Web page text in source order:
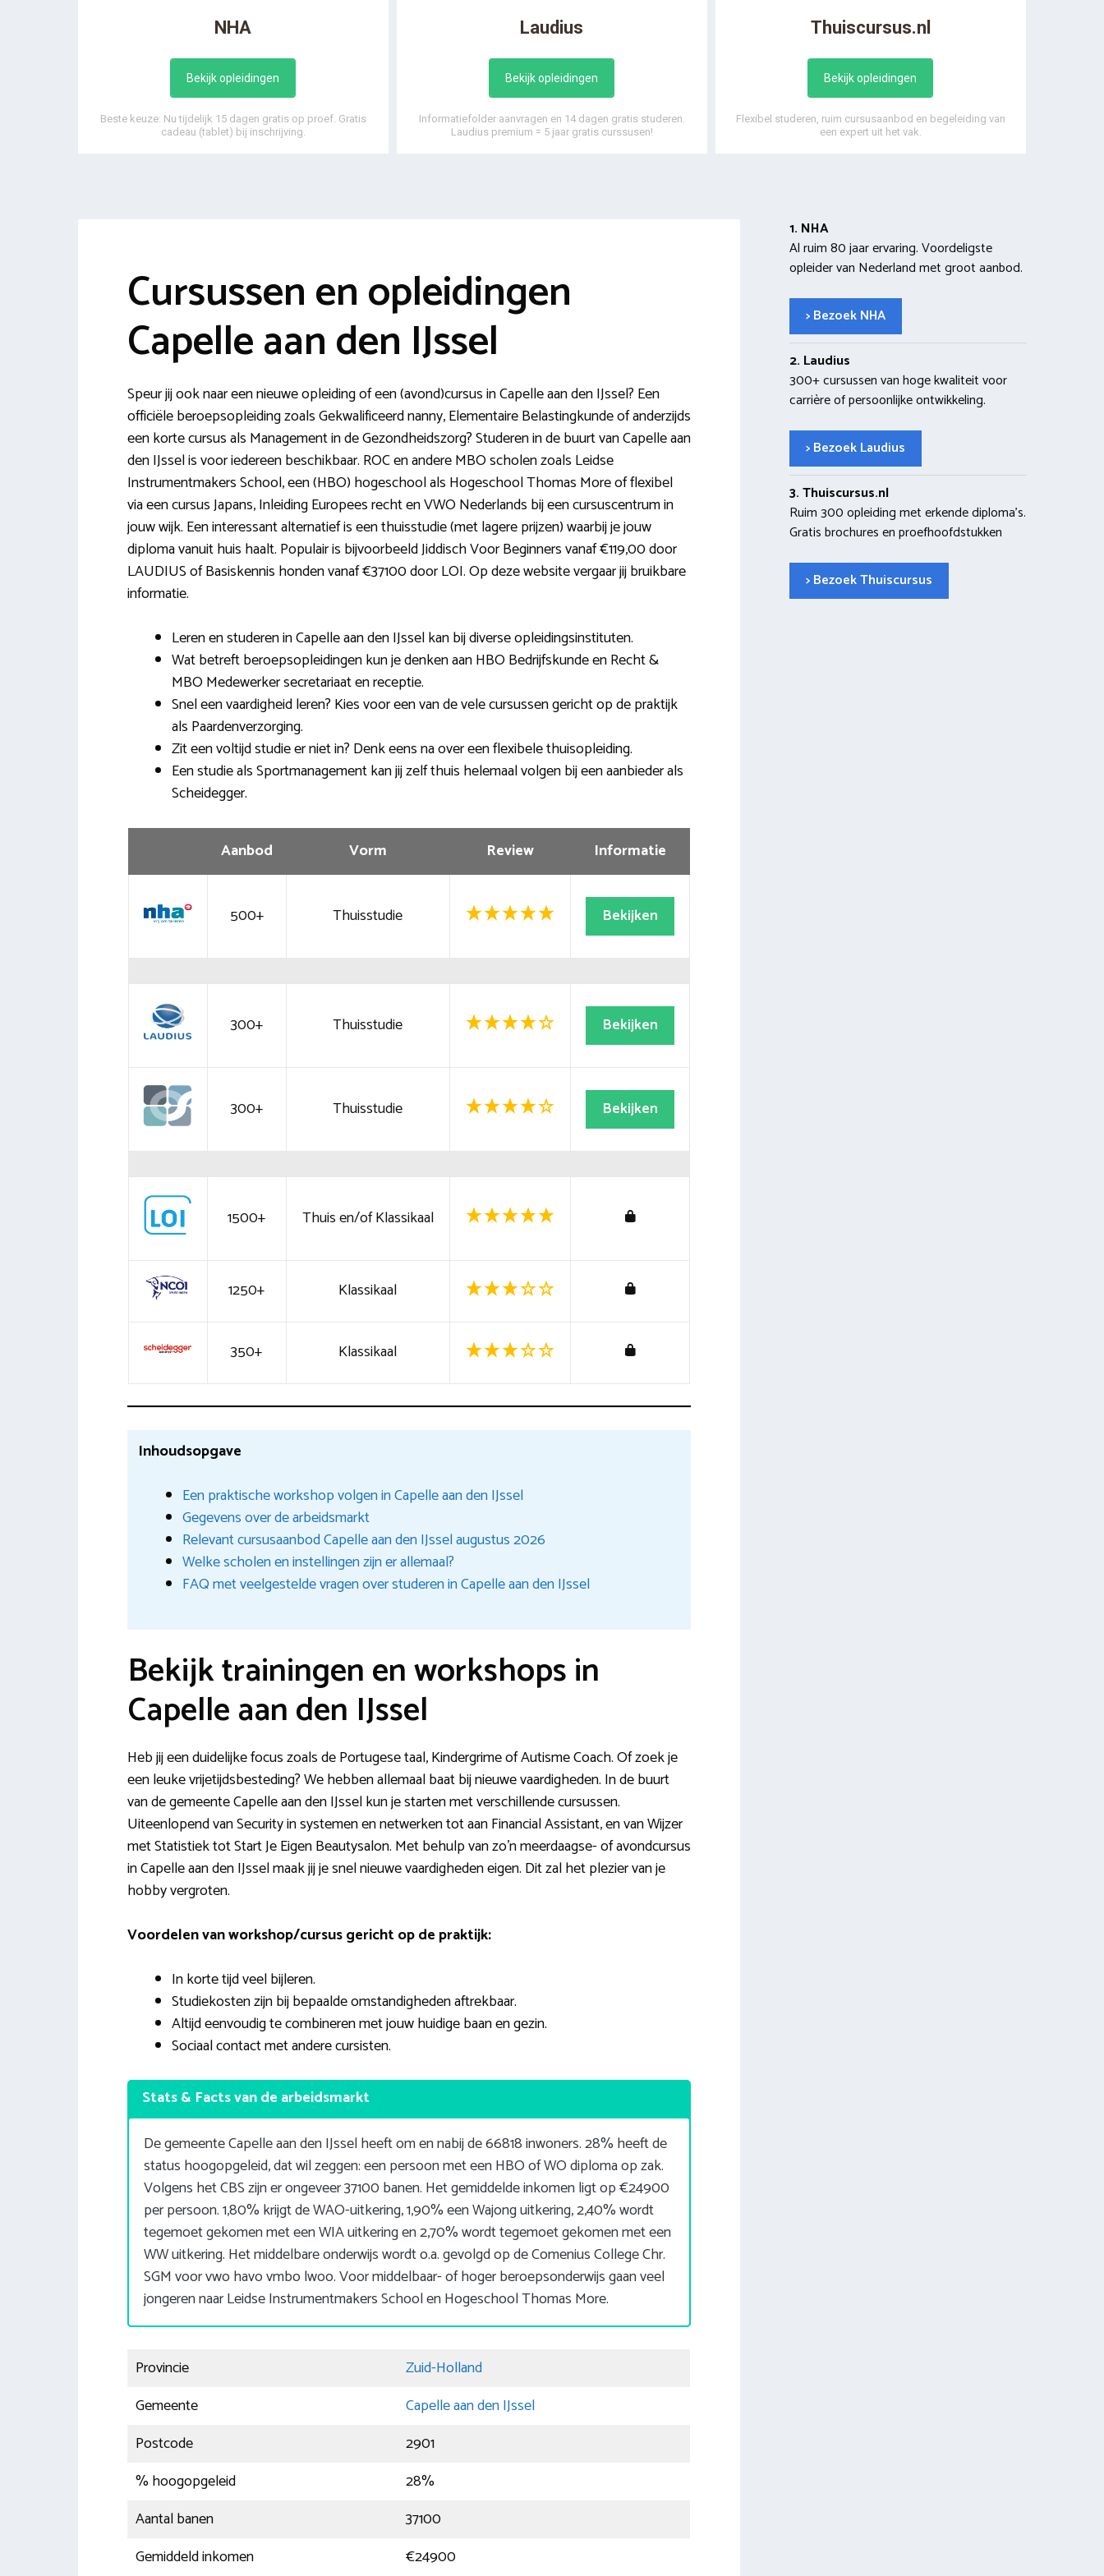
NHA
Bekijk opleidingen
Beste keuze: Nu tijdelijk 15 dagen gratis op proef. Gratis
cadeau (tablet) bij inschrijving.
Laudius
Bekijk opleidingen
Informatiefolder aanvragen en 14 dagen gratis studeren.
Laudius premium = 5 jaar gratis curssusen!
Thuiscursus.nl
Bekijk opleidingen
Flexibel studeren, ruim cursusaanbod en begeleiding van
een expert uit het vak.
Cursussen en opleidingen
Capelle aan den IJssel
Speur jij ook naar een nieuwe opleiding of een (avond)cursus in Capelle aan den IJssel? Een
officiële beroepsopleiding zoals Gekwalificeerd nanny, Elementaire Belastingkunde of anderzijds
een korte cursus als Management in de Gezondheidszorg? Studeren in de buurt van Capelle aan
den IJssel is voor iedereen beschikbaar. ROC en andere MBO scholen zoals Leidse
Instrumentmakers School, een (HBO) hogeschool als Hogeschool Thomas More of flexibel
via een cursus Japans, Inleiding Europees recht en VWO Nederlands bij een cursuscentrum in
jouw wijk. Een interessant alternatief is een thuisstudie (met lagere prijzen) waarbij je jouw
diploma vanuit huis haalt. Populair is bijvoorbeeld Jiddisch Voor Beginners vanaf €119,00 door
LAUDIUS of Basiskennis honden vanaf €37100 door LOI. Op deze website vergaar jij bruikbare
informatie.
Leren en studeren in Capelle aan den IJssel kan bij diverse opleidingsinstituten.
Wat betreft beroepsopleidingen kun je denken aan HBO Bedrijfskunde en Recht &
MBO Medewerker secretariaat en receptie.
Snel een vaardigheid leren? Kies voor een van de vele cursussen gericht op de praktijk
als Paardenverzorging.
Zit een voltijd studie er niet in? Denk eens na over een flexibele thuisopleiding.
Een studie als Sportmanagement kan jij zelf thuis helemaal volgen bij een aanbieder als
Scheidegger.
Aanbod Vorm Review Informatie
500+ Thuisstudie Bekijken
300+ Thuisstudie Bekijken
300+ Thuisstudie Bekijken
1500+ Thuis en/of Klassikaal
1250+ Klassikaal
350+ Klassikaal
Inhoudsopgave
Een praktische workshop volgen in Capelle aan den IJssel
Gegevens over de arbeidsmarkt
Relevant cursusaanbod Capelle aan den IJssel augustus 2026
Welke scholen en instellingen zijn er allemaal?
FAQ met veelgestelde vragen over studeren in Capelle aan den IJssel
Bekijk trainingen en workshops in
Capelle aan den IJssel
Heb jij een duidelijke focus zoals de Portugese taal, Kindergrime of Autisme Coach. Of zoek je
een leuke vrijetijdsbesteding? We hebben allemaal baat bij nieuwe vaardigheden. In de buurt
van de gemeente Capelle aan den IJssel kun je starten met verschillende cursussen.
Uiteenlopend van Security in systemen en netwerken tot aan Financial Assistant, en van Wijzer
met Statistiek tot Start Je Eigen Beautysalon. Met behulp van zo’n meerdaagse- of avondcursus
in Capelle aan den IJssel maak jij je snel nieuwe vaardigheden eigen. Dit zal het plezier van je
hobby vergroten.
Voordelen van workshop/cursus gericht op de praktijk:
In korte tijd veel bijleren.
Studiekosten zijn bij bepaalde omstandigheden aftrekbaar.
Altijd eenvoudig te combineren met jouw huidige baan en gezin.
Sociaal contact met andere cursisten.
Stats & Facts van de arbeidsmarkt
De gemeente Capelle aan den IJssel heeft om en nabij de 66818 inwoners. 28% heeft de
status hoogopgeleid, dat wil zeggen: een persoon met een HBO of WO diploma op zak.
Volgens het CBS zijn er ongeveer 37100 banen. Het gemiddelde inkomen ligt op €24900
per persoon. 1,80% krijgt de WAO-uitkering, 1,90% een Wajong uitkering, 2,40% wordt
tegemoet gekomen met een WIA uitkering en 2,70% wordt tegemoet gekomen met een
WW uitkering. Het middelbare onderwijs wordt o.a. gevolgd op de Comenius College Chr.
SGM voor vwo havo vmbo lwoo. Voor middelbaar- of hoger beroepsonderwijs gaan veel
jongeren naar Leidse Instrumentmakers School en Hogeschool Thomas More.
Provincie
Zuid-Holland
Gemeente
Capelle aan den IJssel
Postcode
2901
% hoogopgeleid
28%
Aantal banen
37100
Gemiddeld inkomen
€24900
1. NHA
Al ruim 80 jaar ervaring. Voordeligste
opleider van Nederland met groot aanbod.
> Bezoek NHA
2. Laudius
300+ cursussen van hoge kwaliteit voor
carrière of persoonlijke ontwikkeling.
> Bezoek Laudius
3. Thuiscursus.nl
Ruim 300 opleiding met erkende diploma’s.
Gratis brochures en proefhoofdstukken
> Bezoek Thuiscursus